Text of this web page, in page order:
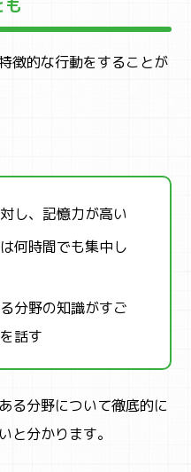
然体験
も
徴的な行動をすることが
し、記憶力が高い
何時間でも集中し
分野の知識がすご
話す
る分野について徹底的に
と分かります。